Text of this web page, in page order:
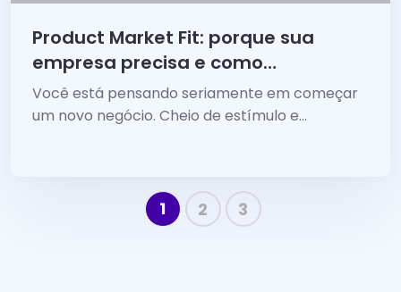
Product Market Fit: porque sua
empresa precisa e como
alcançar
Você está pensando seriamente em começar
um novo negócio. Cheio de estímulo e...
1 2 3